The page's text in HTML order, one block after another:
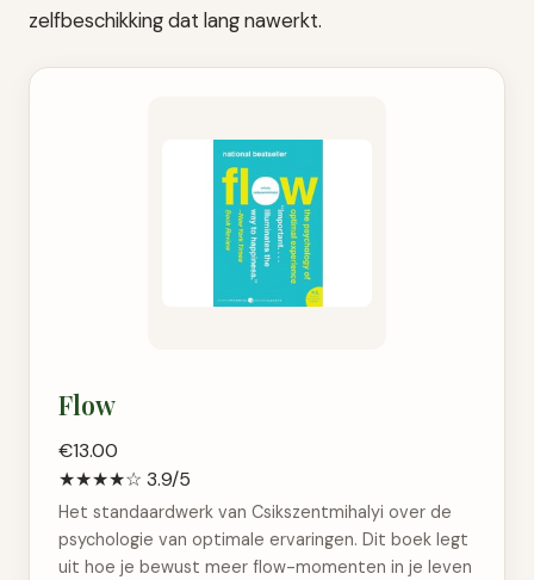
zelfbeschikking dat lang nawerkt.
Flow
€13.00
★★★★☆ 3.9/5
Het standaardwerk van Csikszentmihalyi over de
psychologie van optimale ervaringen. Dit boek legt
uit hoe je bewust meer flow-momenten in je leven